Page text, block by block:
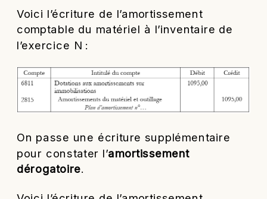
Voici l’écriture de l’amortissement
comptable du matériel à l’inventaire de
l’exercice N :
On passe une écriture supplémentaire
pour constater l’amortissement
dérogatoire.